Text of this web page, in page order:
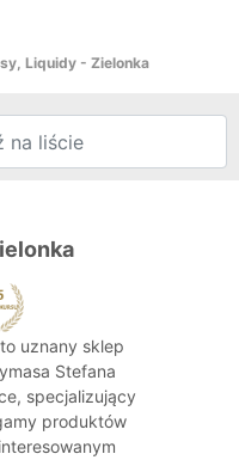
Liquidy - Zielonka
uznany sklep
Stefana
specjalizujący
produktów